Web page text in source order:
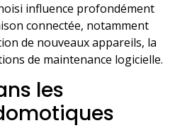
influence profondément
connectée, notamment
de nouveaux appareils, la
de maintenance logicielle.
les